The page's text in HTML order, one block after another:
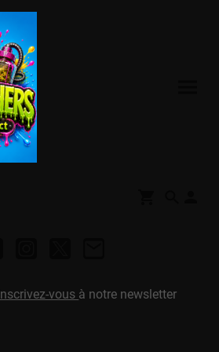
Inscrivez-vous à notre newsletter